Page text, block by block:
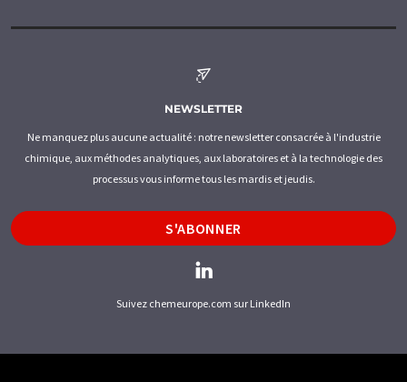
NEWSLETTER
Ne manquez plus aucune actualité : notre newsletter consacrée à l'industrie
chimique, aux méthodes analytiques, aux laboratoires et à la technologie des
processus vous informe tous les mardis et jeudis.
S'ABONNER
Suivez chemeurope.com sur LinkedIn